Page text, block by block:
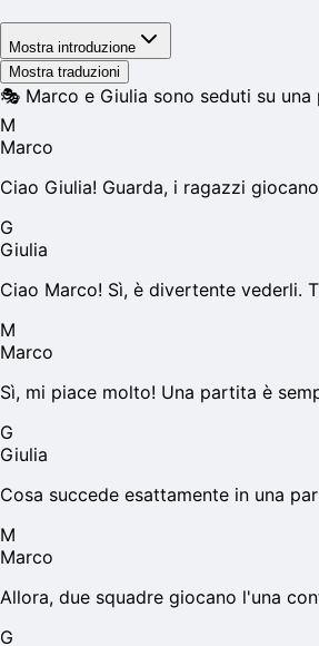
Mostra introduzione
Mostra traduzioni
🎭 Marco e Giulia sono seduti su
M
Marco
Ciao Giulia! Guarda, i ragazzi
G
Giulia
Ciao Marco! Sì, è divertente vederli.
M
Marco
Sì, mi piace molto! Una partita è
G
Giulia
Cosa succede esattamente in una
M
Marco
Allora, due squadre giocano l'una
G